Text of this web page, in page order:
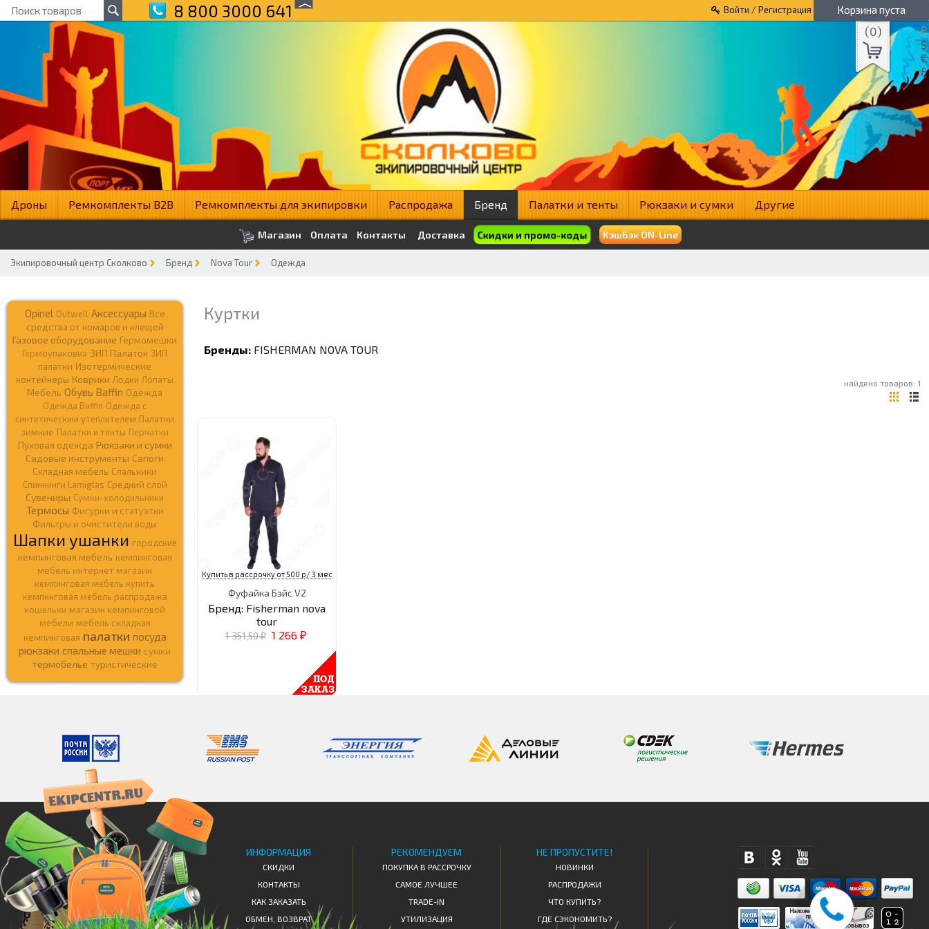
8 800 3000 641 Войти / Регистрация Корзина пуста
(0) ₽
$
€
£
Дроны Ремкомплекты B2B Ремкомплекты для экипировки Распродажа Бренд Палатки и тенты Рюкзаки и сумки Другие
Магазин Оплата Контакты Доставка Скидки и промо-коды КэшБэк ON-Line
Экипировочный центр Сколково Бренд Nova Tour Одежда
Opinel Outwell Аксессуары Все
средства от комаров и клещей
Газовое оборудование Гермомешки
Гермоупаковка ЗИП Палаток ЗИП
палатки Изотермические
контейнеры Коврики Лодки Лопаты
Мебель Обувь Baffin Одежда
Одежда Baffin Одежда c
синтетическим утеплителем Палатки
зимние Палатки и тенты Перчатки
Пуховая одежда Рюкзаки и сумки
Садовые инструменты Сапоги
Складная мебель Спальники
Спиннинги Lamiglas Средний слой
Сувениры Сумки-холодильники
Термосы Фигурки и статуэтки
Фильтры и очистители воды
Шапки ушанки городские
кемпинговая мебель кемпинговая
мебель интернет магазин
кемпинговая мебель купить
кемпинговая мебель распродажа
кошельки магазин кемпинговой
мебели мебель складная
кемпинговая палатки посуда
рюкзаки спальные мешки сумки
термобелье туристические
Куртки
Бренды: FISHERMAN NOVA TOUR
найдено товаров: 1
Купить в рассрочку от 500 р/ 3 мес
Фуфайка Бэйс V2
Бренд: Fisherman nova
tour
1 351,50₽ 1 266 ₽
ИНФОРМАЦИЯ
СКИДКИ
КОНТАКТЫ
КАК ЗАКАЗАТЬ
ОБМЕН, ВОЗВРАТ
РЕКОМЕНДУЕМ
ПОКУПКА В РАССРОЧКУ
САМОЕ ЛУЧШЕЕ
TRADE-IN
УТИЛИЗАЦИЯ
НЕ ПРОПУСТИТЕ!
НОВИНКИ
РАСПРОДАЖИ
ЧТО КУПИТЬ?
ГДЕ СЭКОНОМИТЬ?